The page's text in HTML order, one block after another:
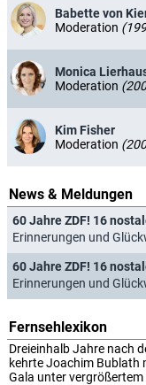
Babette von
Moderation
Monica
Moderation
Kim Fisher
Moderation
News & Meldungen
Erinnerungen und
Erinnerungen und
Fernsehlexikon
Dreieinhalb Jahre nach
kehrte Joachim Bublath
Gala unter vergrößertem